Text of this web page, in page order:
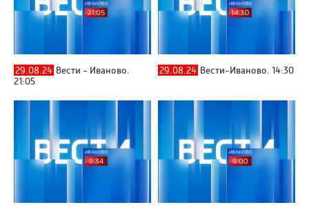
29.08.24 Вести - Иваново.
21:05
29.08.24 Вести-Иваново. 14:30